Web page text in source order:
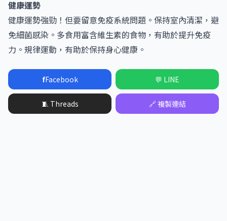
健康運勢
健康運勢強勁！但要留意免疫系統問題。保持室內清潔，避
免細菌感染。多食用富含維生素的食物，有助於提升免疫
力。規律運動，有助於保持身心健康。
fFacebook 💬 LINE
🧵 Threads 🔗 複製連結